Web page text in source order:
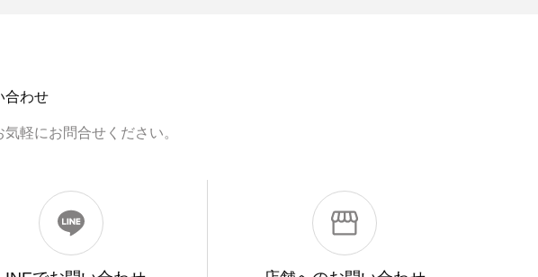
合わせ
軽にお問合せください。